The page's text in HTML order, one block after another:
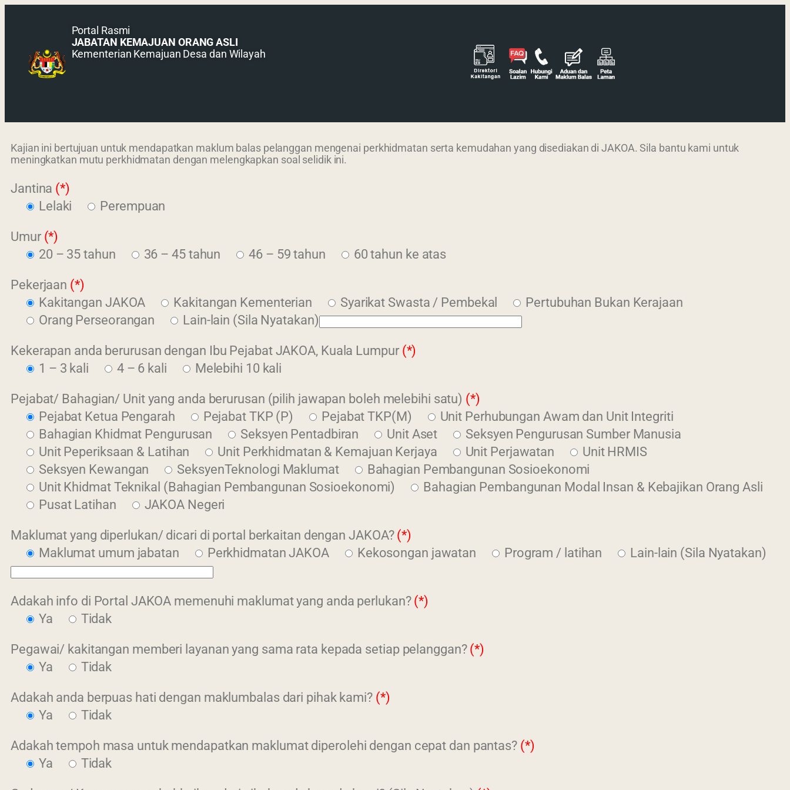
Portal Rasmi
JABATAN KEMAJUAN ORANG ASLI
Kementerian Kemajuan Desa dan Wilayah
Kajian ini bertujuan untuk mendapatkan maklum balas pelanggan mengenai perkhidmatan serta kemudahan yang disediakan di JAKOA. Sila bantu kami untuk
meningkatkan mutu perkhidmatan dengan melengkapkan soal selidik ini.
Jantina (*)
Lelaki
Perempuan
Umur (*)
20 – 35 tahun
36 – 45 tahun 46 – 59 tahun 60 tahun ke atas
Pekerjaan (*)
Kakitangan JAKOA
Kakitangan Kementerian Syarikat Swasta / Pembekal
Pertubuhan Bukan Kerajaan
Orang Perseorangan
Lain-lain (Sila Nyatakan)
Kekerapan anda berurusan dengan Ibu Pejabat JAKOA, Kuala Lumpur (*)
1 – 3 kali
4 – 6 kali Melebihi 10 kali
Pejabat/ Bahagian/ Unit yang anda berurusan (pilih jawapan boleh melebihi satu) (*)
Pejabat Ketua Pengarah
Pejabat TKP (P) Pejabat TKP(M)
Unit Perhubungan Awam dan Unit Integriti
Bahagian Khidmat Pengurusan
Seksyen Pentadbiran Unit Aset
Seksyen Pengurusan Sumber Manusia
Unit Peperiksaan & Latihan
Unit Perkhidmatan & Kemajuan Kerjaya Unit Perjawatan
Unit HRMIS
Seksyen Kewangan
SeksyenTeknologi Maklumat
Bahagian Pembangunan Sosioekonomi
Unit Khidmat Teknikal (Bahagian Pembangunan Sosioekonomi)
Bahagian Pembangunan Modal Insan & Kebajikan Orang Asli
Pusat Latihan
JAKOA Negeri
Maklumat yang diperlukan/ dicari di portal berkaitan dengan JAKOA? (*)
Maklumat umum jabatan
Perkhidmatan JAKOA Kekosongan jawatan Program / latihan Lain-lain (Sila Nyatakan)
Adakah info di Portal JAKOA memenuhi maklumat yang anda perlukan? (*)
Ya
Tidak
Pegawai/ kakitangan memberi layanan yang sama rata kepada setiap pelanggan? (*)
Ya
Tidak
Adakah anda berpuas hati dengan maklumbalas dari pihak kami? (*)
Ya
Tidak
Adakah tempoh masa untuk mendapatkan maklumat diperolehi dengan cepat dan pantas? (*)
Ya
Tidak